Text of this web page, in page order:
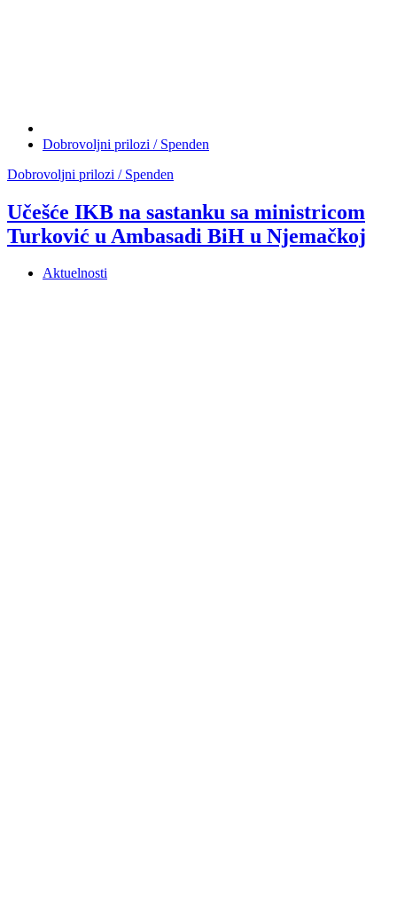
Dobrovoljni prilozi / Spenden
Dobrovoljni prilozi / Spenden
Učešće IKB na sastanku sa ministricom
Turković u Ambasadi BiH u Njemačkoj
Aktuelnosti